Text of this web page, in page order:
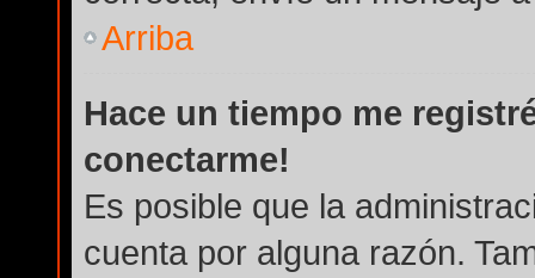
Arriba
Hace un tiempo me
conectarme!
Es posible que la
cuenta por alguna razón.